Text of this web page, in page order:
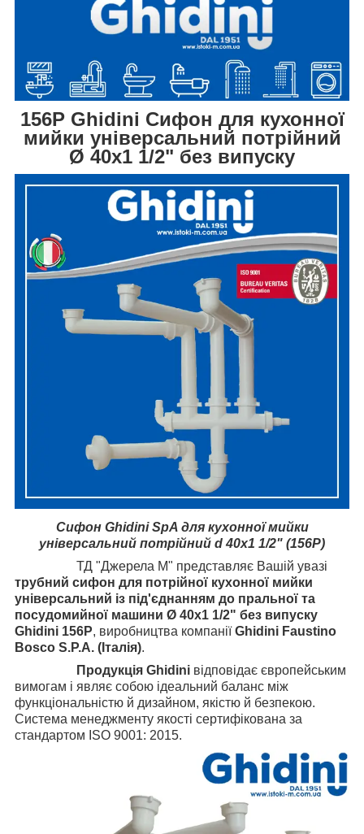
156P Ghidini Сифон для кухонної
мийки універсальний потрійний
Ø 40x1 1/2" без випуску
Сифон Ghidini SpA для кухонної мийки
універсальний потрійний d 40x1 1/2" (156P)
ТД "Джерела М" представляє Вашій увазі
трубний сифон для потрійної кухонної мийки
універсальний із під'єднанням до пральної та
посудомийної машини Ø 40x1 1/2" без випуску
Ghidini 156P, виробництва компаніїGhidini Faustino
Bosco S.P.A. (Італія).
Продукція Ghidini відповідає європейським
вимогам і являє собою ідеальний баланс між
функціональністю й дизайном, якістю й безпекою.
Система менеджменту якості сертифікована за
стандартом ISO 9001: 2015.